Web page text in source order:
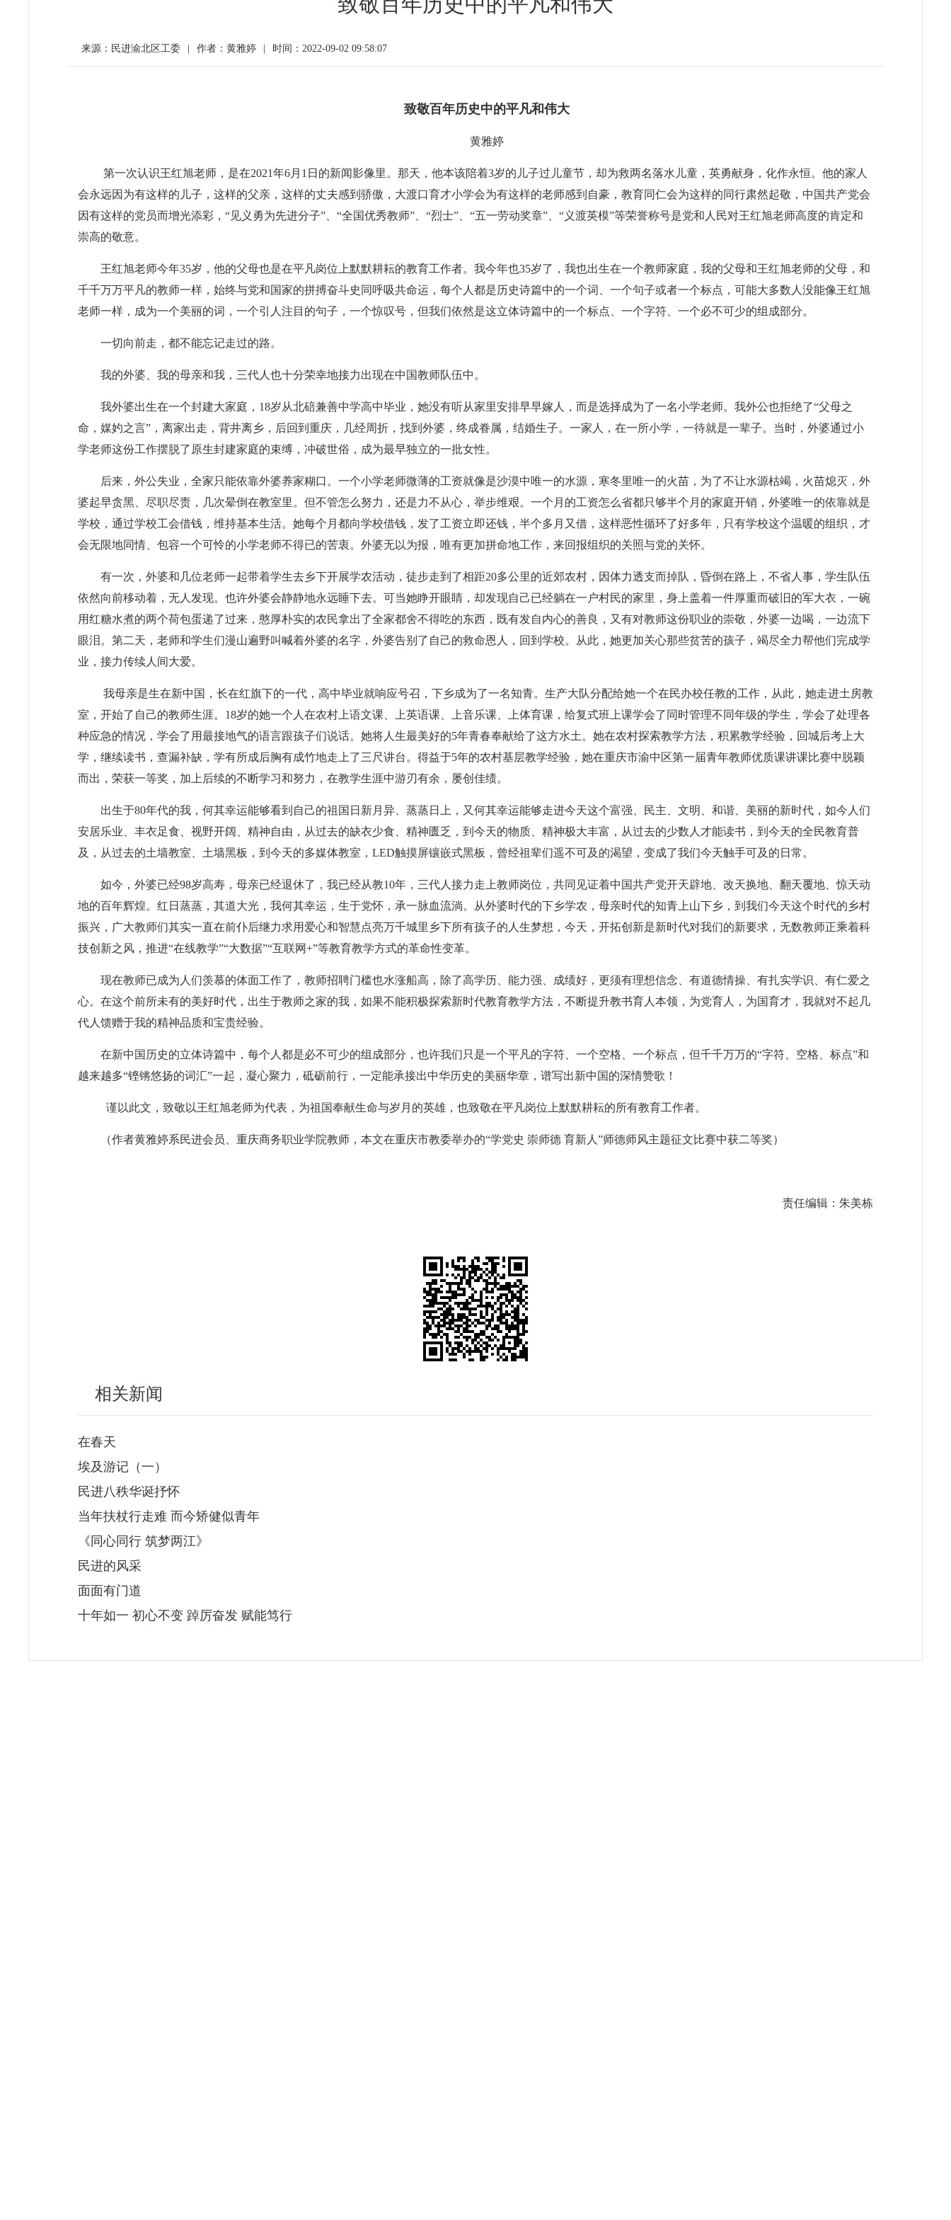
来源：民进渝北区工委 作者：黄雅婷 时间：2022-09-02 09:58:07
致敬百年历史中的平凡和伟大
黄雅婷
第一次认识王红旭老师，是在2021年6月1日的新闻影像里。那天，他本该陪着3岁的儿子过儿童节，却为救两名落水儿童，英勇献身，化作永恒。他的家人
会永远因为有这样的儿子，这样的父亲，这样的丈夫感到骄傲，大渡口育才小学会为有这样的老师感到自豪，教育同仁会为这样的同行肃然起敬，中国共产党会
因有这样的党员而增光添彩，“见义勇为先进分子”、“全国优秀教师”、“烈士”、“五一劳动奖章”、“义渡英模”等荣誉称号是党和人民对王红旭老师高度的肯定和
崇高的敬意。
王红旭老师今年35岁，他的父母也是在平凡岗位上默默耕耘的教育工作者。我今年也35岁了，我也出生在一个教师家庭，我的父母和王红旭老师的父母，和
千千万万平凡的教师一样，始终与党和国家的拼搏奋斗史同呼吸共命运，每个人都是历史诗篇中的一个词、一个句子或者一个标点，可能大多数人没能像王红旭
老师一样，成为一个美丽的词，一个引人注目的句子，一个惊叹号，但我们依然是这立体诗篇中的一个标点、一个字符、一个必不可少的组成部分。
一切向前走，都不能忘记走过的路。
我的外婆、我的母亲和我，三代人也十分荣幸地接力出现在中国教师队伍中。
我外婆出生在一个封建大家庭，18岁从北碚兼善中学高中毕业，她没有听从家里安排早早嫁人，而是选择成为了一名小学老师。我外公也拒绝了“父母之
命，媒妁之言”，离家出走，背井离乡，后回到重庆，几经周折，找到外婆，终成眷属，结婚生子。一家人，在一所小学，一待就是一辈子。当时，外婆通过小
学老师这份工作摆脱了原生封建家庭的束缚，冲破世俗，成为最早独立的一批女性。
后来，外公失业，全家只能依靠外婆养家糊口。一个小学老师微薄的工资就像是沙漠中唯一的水源，寒冬里唯一的火苗，为了不让水源枯竭，火苗熄灭，外
婆起早贪黑、尽职尽责，几次晕倒在教室里。但不管怎么努力，还是力不从心，举步维艰。一个月的工资怎么省都只够半个月的家庭开销，外婆唯一的依靠就是
学校，通过学校工会借钱，维持基本生活。她每个月都向学校借钱，发了工资立即还钱，半个多月又借，这样恶性循环了好多年，只有学校这个温暖的组织，才
会无限地同情、包容一个可怜的小学老师不得已的苦衷。外婆无以为报，唯有更加拼命地工作，来回报组织的关照与党的关怀。
有一次，外婆和几位老师一起带着学生去乡下开展学农活动，徒步走到了相距20多公里的近郊农村，因体力透支而掉队，昏倒在路上，不省人事，学生队伍
依然向前移动着，无人发现。也许外婆会静静地永远睡下去。可当她睁开眼睛，却发现自己已经躺在一户村民的家里，身上盖着一件厚重而破旧的军大衣，一碗
用红糖水煮的两个荷包蛋递了过来，憨厚朴实的农民拿出了全家都舍不得吃的东西，既有发自内心的善良，又有对教师这份职业的崇敬，外婆一边喝，一边流下
眼泪。第二天，老师和学生们漫山遍野叫喊着外婆的名字，外婆告别了自己的救命恩人，回到学校。从此，她更加关心那些贫苦的孩子，竭尽全力帮他们完成学
业，接力传续人间大爱。
我母亲是生在新中国，长在红旗下的一代，高中毕业就响应号召，下乡成为了一名知青。生产大队分配给她一个在民办校任教的工作，从此，她走进土房教
室，开始了自己的教师生涯。18岁的她一个人在农村上语文课、上英语课、上音乐课、上体育课，给复式班上课学会了同时管理不同年级的学生，学会了处理各
种应急的情况，学会了用最接地气的语言跟孩子们说话。她将人生最美好的5年青春奉献给了这方水土。她在农村探索教学方法，积累教学经验，回城后考上大
学，继续读书，查漏补缺，学有所成后胸有成竹地走上了三尺讲台。得益于5年的农村基层教学经验，她在重庆市渝中区第一届青年教师优质课讲课比赛中脱颖
而出，荣获一等奖，加上后续的不断学习和努力，在教学生涯中游刃有余，屡创佳绩。
出生于80年代的我，何其幸运能够看到自己的祖国日新月异、蒸蒸日上，又何其幸运能够走进今天这个富强、民主、文明、和谐、美丽的新时代，如今人们
安居乐业、丰衣足食、视野开阔、精神自由，从过去的缺衣少食、精神匮乏，到今天的物质、精神极大丰富，从过去的少数人才能读书，到今天的全民教育普
及，从过去的土墙教室、土墙黑板，到今天的多媒体教室，LED触摸屏镶嵌式黑板，曾经祖辈们遥不可及的渴望，变成了我们今天触手可及的日常。
如今，外婆已经98岁高寿，母亲已经退休了，我已经从教10年，三代人接力走上教师岗位，共同见证着中国共产党开天辟地、改天换地、翻天覆地、惊天动
地的百年辉煌。红日蒸蒸，其道大光，我何其幸运，生于党怀，承一脉血流淌。从外婆时代的下乡学农，母亲时代的知青上山下乡，到我们今天这个时代的乡村
振兴，广大教师们其实一直在前仆后继力求用爱心和智慧点亮万千城里乡下所有孩子的人生梦想，今天，开拓创新是新时代对我们的新要求，无数教师正乘着科
技创新之风，推进“在线教学”“大数据”“互联网+”等教育教学方式的革命性变革。
现在教师已成为人们羡慕的体面工作了，教师招聘门槛也水涨船高，除了高学历、能力强、成绩好，更须有理想信念、有道德情操、有扎实学识、有仁爱之
心。在这个前所未有的美好时代，出生于教师之家的我，如果不能积极探索新时代教育教学方法，不断提升教书育人本领，为党育人，为国育才，我就对不起几
代人馈赠于我的精神品质和宝贵经验。
在新中国历史的立体诗篇中，每个人都是必不可少的组成部分，也许我们只是一个平凡的字符、一个空格、一个标点，但千千万万的“字符、空格、标点”和
越来越多“铿锵悠扬的词汇”一起，凝心聚力，砥砺前行，一定能承接出中华历史的美丽华章，谱写出新中国的深情赞歌！
谨以此文，致敬以王红旭老师为代表，为祖国奉献生命与岁月的英雄，也致敬在平凡岗位上默默耕耘的所有教育工作者。
（作者黄雅婷系民进会员、重庆商务职业学院教师，本文在重庆市教委举办的“学党史 崇师德 育新人”师德师风主题征文比赛中获二等奖）
责任编辑：朱美栋
相关新闻
在春天
埃及游记（一）
民进八秩华诞抒怀
当年扶杖行走难 而今矫健似青年
《同心同行 筑梦两江》
民进的风采
面面有门道
十年如一 初心不变 踔厉奋发 赋能笃行